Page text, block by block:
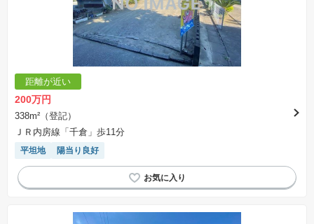
ことを条件として売買される土地のことをいいます。建築請負契約成立に向けて設計プランを
協議するため、土地購入者が自己の希望する建物の設計協議をするために必要な相当の期間の
交渉期間が設定され、その期間内で希望を満たすプランが実現できたかどうかにより結論を出
します。なお、この期間は概ね3ヶ月程度とされています。納得のいくプランが出来ず、建築請
負契約が成立しない場合、土地売買契約は白紙に戻り、土地契約にかかった代金（土地代金、
手付金など）は名目のいかんに関わらず、全て返却されます。
※課税対象物件の「価格」や「費用等」は消費税込みの「総額表示」で統一しています。
※「本体価格」とは、課税対象物件においては「消費税を除いた建物価格」と「土地価格」の
合計額を指します。
表示されておりません。
※取引にかかる費用：物件の契約手続き、決済、引き渡し時にかかる費用を表示しています。
不動産会社によって表記有無が異なるため、ご自身で十分な確認をしていただくようにお願い
いたします。
場合があります。
距離が近い
200万円
338m²（登記）
ＪＲ内房線「千倉」歩11分
平坦地 陽当り良好